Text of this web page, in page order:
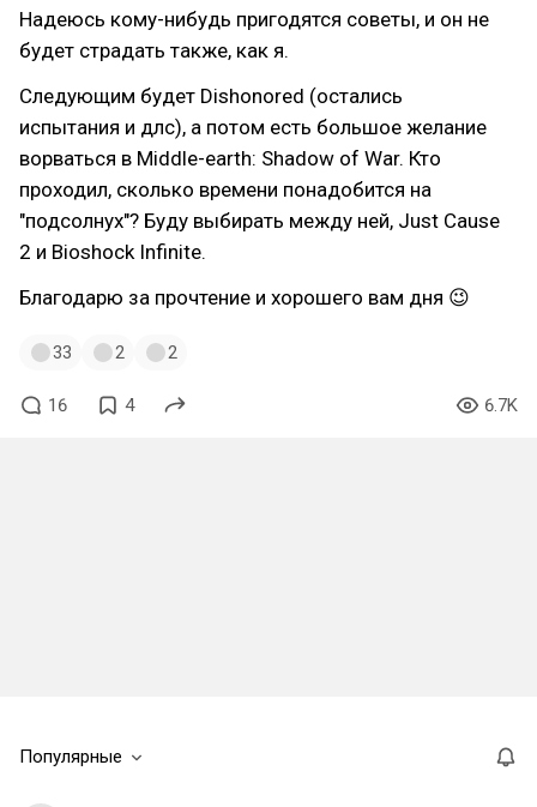
Надеюсь кому-нибудь пригодятся советы, и он не
будет страдать также, как я.
Следующим будет Dishonored (остались
испытания и длс), а потом есть большое желание
ворваться в Middle-earth: Shadow of War. Кто
проходил, сколько времени понадобится на
"подсолнух"? Буду выбирать между ней, Just Cause
2 и Bioshock Infinite.
Благодарю за прочтение и хорошего вам дня 😉
33 2 2
16 4 6.7K
Популярные